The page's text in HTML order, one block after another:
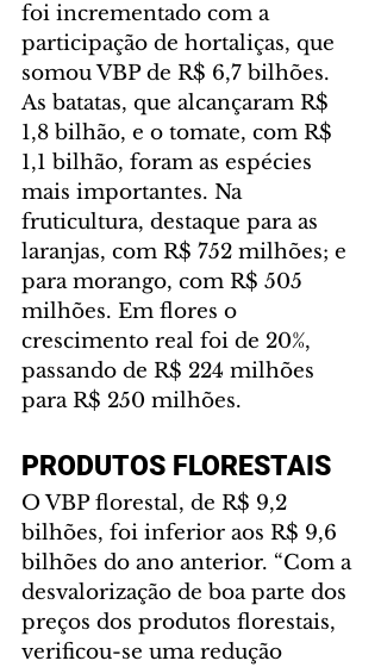
foi incrementado com a
participação de hortaliças, que
somou VBP de R$ 6,7 bilhões.
As batatas, que alcançaram R$
1,8 bilhão, e o tomate, com R$
1,1 bilhão, foram as espécies
mais importantes. Na
fruticultura, destaque para as
laranjas, com R$ 752 milhões; e
para morango, com R$ 505
milhões. Em flores o
crescimento real foi de 20%,
passando de R$ 224 milhões
para R$ 250 milhões.
PRODUTOS FLORESTAIS
O VBP florestal, de R$ 9,2
bilhões, foi inferior aos R$ 9,6
bilhões do ano anterior. “Com a
desvalorização de boa parte dos
preços dos produtos florestais,
verificou-se uma redução